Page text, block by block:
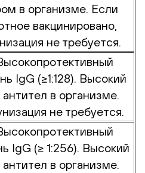
в организме. Если
вакцинировано,
не требуется.
IgG (≥1:128). Высокий
антител в организме.
не требуется.
IgG (≥ 1:256). Высокий
антител в организме.